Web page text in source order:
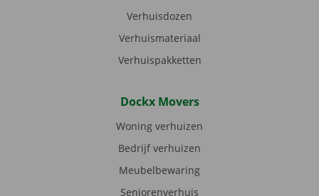
Verhuisdozen
Verhuismateriaal
Verhuispakketten
Dockx Movers
Woning verhuizen
Bedrijf verhuizen
Meubelbewaring
Seniorenverhuis